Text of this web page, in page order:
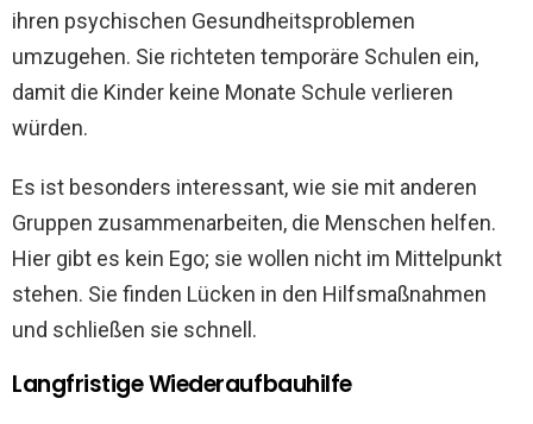
ihren psychischen Gesundheitsproblemen
umzugehen. Sie richteten temporäre Schulen ein,
damit die Kinder keine Monate Schule verlieren
würden.
Es ist besonders interessant, wie sie mit anderen
Gruppen zusammenarbeiten, die Menschen helfen.
Hier gibt es kein Ego; sie wollen nicht im Mittelpunkt
stehen. Sie finden Lücken in den Hilfsmaßnahmen
und schließen sie schnell.
Langfristige Wiederaufbauhilfe